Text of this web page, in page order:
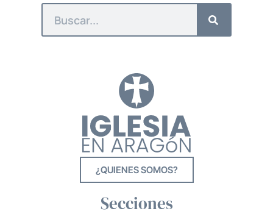
¿QUIENES SOMOS?
Secciones